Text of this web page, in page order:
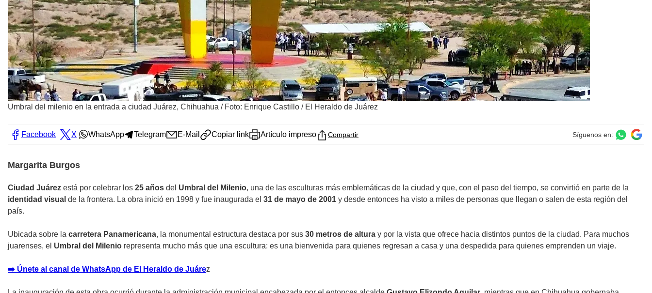
Umbral del milenio en la entrada a ciudad Juárez, Chihuahua / Foto: Enrique Castillo / El Heraldo de Juárez
Facebook X WhatsApp Telegram E-Mail Copiar link Artículo impreso Compartir Síguenos en:
Margarita Burgos
Ciudad Juárez está por celebrar los 25 años del Umbral del Milenio, una de las esculturas más emblemáticas de la ciudad y que, con el paso del tiempo, se convirtió en parte de la
identidad visual de la frontera. La obra inició en 1998 y fue inaugurada el 31 de mayo de 2001 y desde entonces ha visto a miles de personas que llegan o salen de esta región del
país.
Ubicada sobre la carretera Panamericana, la monumental estructura destaca por sus 30 metros de altura y por la vista que ofrece hacia distintos puntos de la ciudad. Para muchos
juarenses, el Umbral del Milenio representa mucho más que una escultura: es una bienvenida para quienes regresan a casa y una despedida para quienes emprenden un viaje.
➡️ Únete al canal de WhatsApp de El Heraldo de Juárez